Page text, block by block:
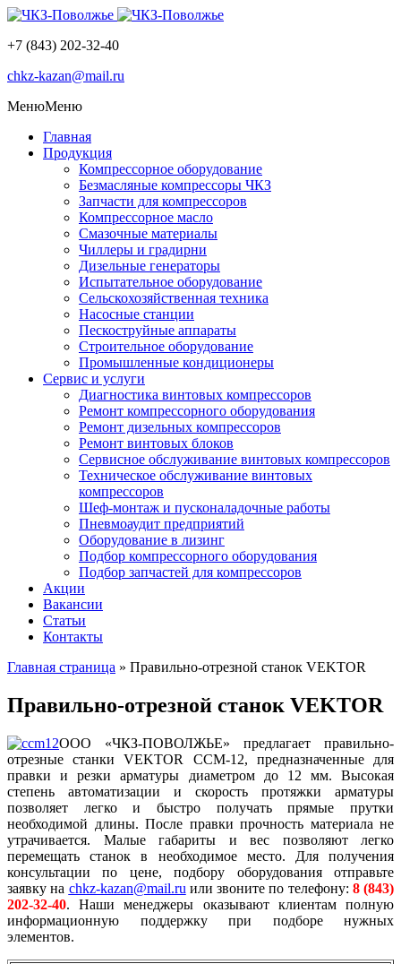
+7 (843) 202-32-40
chkz-kazan@mail.ru
МенюМеню
Главная
Продукция
Компрессорное оборудование
Безмасляные компрессоры ЧКЗ
Запчасти для компрессоров
Компрессорное масло
Смазочные материалы
Чиллеры и градирни
Дизельные генераторы
Испытательное оборудование
Сельскохозяйственная техника
Насосные станции
Пескоструйные аппараты
Строительное оборудование
Промышленные кондиционеры
Сервис и услуги
Диагностика винтовых компрессоров
Ремонт компрессорного оборудования
Ремонт дизельных компрессоров
Ремонт винтовых блоков
Сервисное обслуживание винтовых компрессоров
Техническое обслуживание винтовых
компрессоров
Шеф-монтаж и пусконаладочные работы
Пневмоаудит предприятий
Оборудование в лизинг
Подбор компрессорного оборудования
Подбор запчастей для компрессоров
Акции
Вакансии
Статьи
Контакты
Главная страница » Правильно-отрезной станок VEKTOR
Правильно-отрезной станок VEKTOR
ООО «ЧКЗ-ПОВОЛЖЬЕ» предлагает правильно-
отрезные станки VEKTOR CCM-12, предназначенные для
правки и резки арматуры диаметром до 12 мм. Высокая
степень автоматизации и скорость протяжки арматуры
позволяет легко и быстро получать прямые прутки
необходимой длины. После правки прочность материала не
утрачивается. Малые габариты и вес позволяют легко
перемещать станок в необходимое место. Для получения
консультации по цене, подбору оборудования отправьте
заявку на chkz-kazan@mail.ru или звоните по телефону: 8 (843)
202-32-40. Наши менеджеры оказывают клиентам полную
информационную поддержку при подборе нужных
элементов.